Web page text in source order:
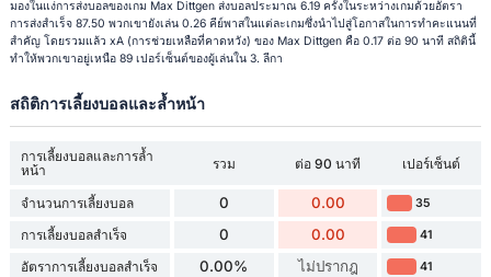
มองในแง่การส่งบอลของเกม Max Dittgen ส่งบอลประมาณ 6.19 ครั้งในระหว่างเกมด้วยอัตรา
การส่งสำเร็จ 87.50 พวกเขายังเล่น 0.26 คีย์พาสในแต่ละเกมซึ่งนำไปสู่โอกาสในการทำคะแนนที่
สำคัญ โดยรวมแล้ว xA (การช่วยเหลือที่คาดหวัง) ของ Max Dittgen คือ 0.17 ต่อ 90 นาที สถิตินี้
ทำให้พวกเขาอยู่เหนือ 89 เปอร์เซ็นต์ของผู้เล่นใน 3. ลีกา
สถิติการเลี้ยงบอลและล้ำหน้า
การเลี้ยงบอลและการล้ำ
หน้า
รวม ต่อ 90 นาที เปอร์เซ็นต์
จำนวนการเลี้ยงบอล 0 0.00 35
การเลี้ยงบอลสำเร็จ 0 0.00 41
อัตราการเลี้ยงบอลสำเร็จ 0.00% ไม่ปรากฎ 41